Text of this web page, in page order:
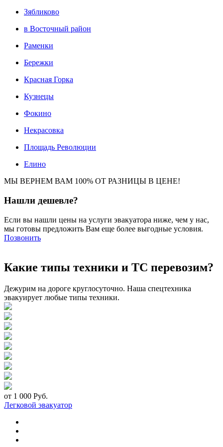
Зябликово
в Восточный район
Раменки
Бережки
Красная Горка
Кузнецы
Фокино
Некрасовка
Площадь Революции
Елино
МЫ ВЕРНЕМ ВАМ 100% ОТ РАЗНИЦЫ В ЦЕНЕ!
Нашли дешевле?
Если вы нашли цены на услуги эвакуатора ниже, чем у нас,
мы готовы предложить Вам еще более выгодные условия.
Позвонить
Какие типы техники и ТС перевозим?
Дежурим на дороге круглосуточно. Наша спецтехника
эвакуирует любые типы техники.
от 1 000 Руб.
Легковой эвакуатор